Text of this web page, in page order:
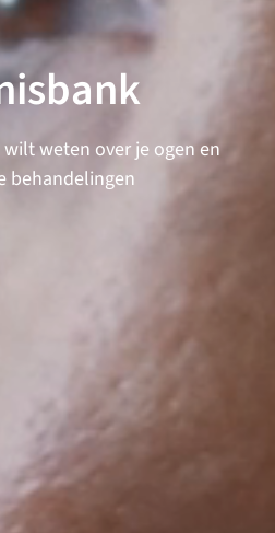
weten over je ogen en
behandelingen